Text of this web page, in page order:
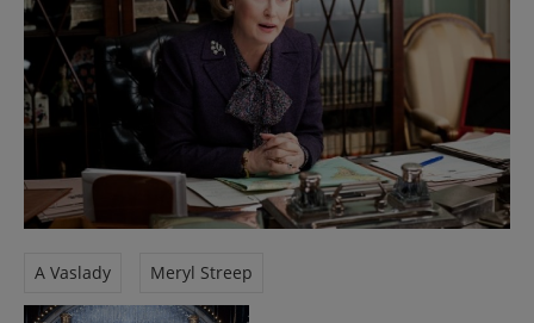
A Vaslady Meryl Streep